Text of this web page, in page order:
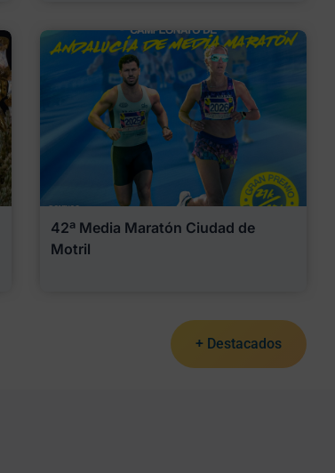
42ª Media Maratón Ciudad de
Motril
+ Destacados